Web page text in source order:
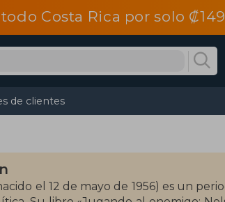
Costa Rica por solo
de clientes
el 12 de mayo de 1956) es un